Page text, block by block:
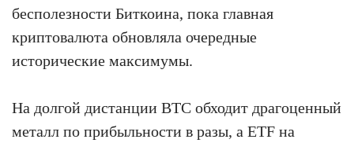
бесполезности Биткоина, пока главная
криптовалюта обновляла очередные
исторические максимумы.
На долгой дистанции BTC обходит драгоценный
металл по прибыльности в разы, а ETF на